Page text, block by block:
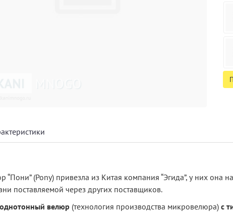
(Pony) привезла из Китая компания “Эгида”, у них она
поставляемой через других поставщиков.
однотонный велюр (технология производства микровелюра) с